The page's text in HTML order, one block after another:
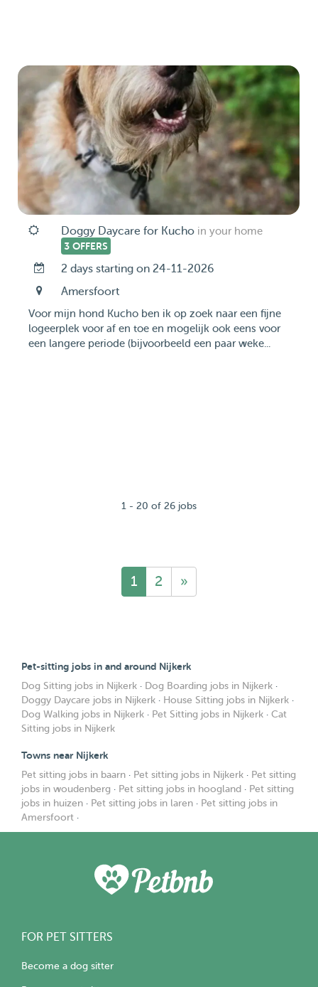
Doggy Daycare for Kucho in your home
3 OFFERS
2 days starting on 24-11-2026
Amersfoort
Voor mijn hond Kucho ben ik op zoek naar een fijne
logeerplek voor af en toe en mogelijk ook eens voor
een langere periode (bijvoorbeeld een paar weke...
1 - 20 of 26 jobs
1 2 »
Pet-sitting jobs in and around Nijkerk
Dog Sitting jobs in Nijkerk · Dog Boarding jobs in Nijkerk ·
Doggy Daycare jobs in Nijkerk · House Sitting jobs in Nijkerk ·
Dog Walking jobs in Nijkerk · Pet Sitting jobs in Nijkerk · Cat
Sitting jobs in Nijkerk
Towns near Nijkerk
Pet sitting jobs in baarn · Pet sitting jobs in Nijkerk · Pet sitting
jobs in woudenberg · Pet sitting jobs in hoogland · Pet sitting
jobs in huizen · Pet sitting jobs in laren · Pet sitting jobs in
Amersfoort ·
FOR PET SITTERS
Become a dog sitter